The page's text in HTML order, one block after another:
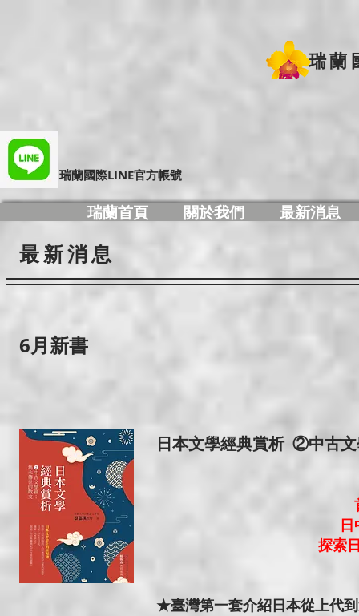
瑞蘭
​瑞蘭國際LINE官方帳號
瑞蘭首頁 關於我們 最新消息
最新消息
​6月新書
日本文學經典賞析 ②中古
探索
★臺灣第一套介紹日本從上代